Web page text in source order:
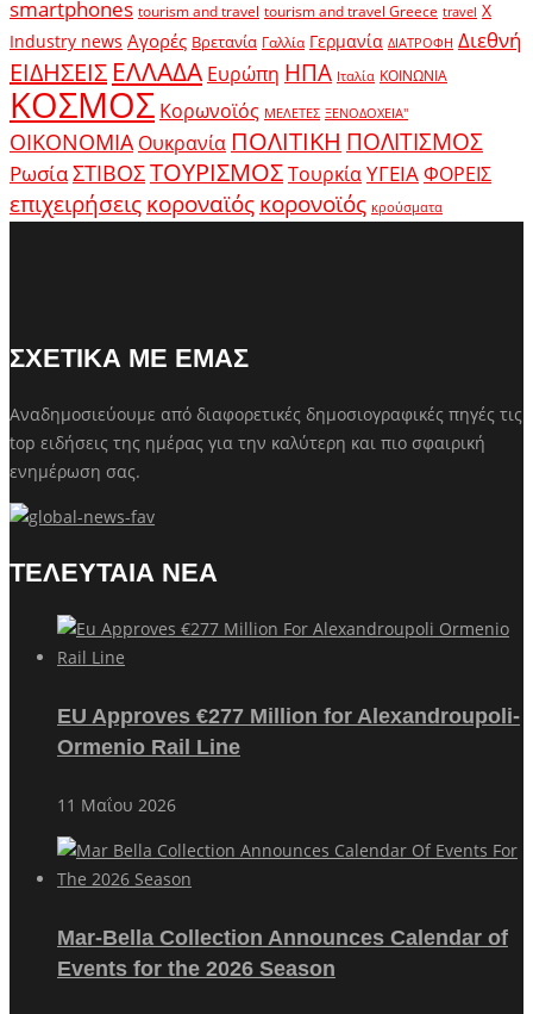
smartphones tourism and travel tourism and travel Greece travel X
Industry news Αγορές Βρετανία Γαλλία Γερμανία ΔΙΑΤΡΟΦΗ Διεθνή
ΕΙΔΗΣΕΙΣ ΕΛΛΑΔΑ Ευρώπη ΗΠΑ Ιταλία ΚΟΙΝΩΝΙΑ
ΚΟΣΜΟΣ Κορωνοϊός ΜΕΛΕΤΕΣ ΞΕΝΟΔΟΧΕΙΑ"
ΟΙΚΟΝΟΜΙΑ Ουκρανία ΠΟΛΙΤΙΚΗ ΠΟΛΙΤΙΣΜΟΣ
ΡωσίαΣΤΙΒΟΣΤΟΥΡΙΣΜΟΣΤουρκίαΥΓΕΙΑΦΟΡΕΙΣ
επιχειρήσειςκοροναϊόςκορονοϊός κρούσματα
ΣΧΕΤΙΚΑ ΜΕ ΕΜΑΣ
Αναδημοσιεύουμε από διαφορετικές δημοσιογραφικές πηγές τις
top ειδήσεις της ημέρας για την καλύτερη και πιο σφαιρική
ενημέρωση σας.
ΤΕΛΕΥΤΑΙΑ ΝΕΑ
EU Approves €277 Million for Alexandroupoli-
Ormenio Rail Line
11 Μαΐου 2026
Mar-Bella Collection Announces Calendar of
Events for the 2026 Season